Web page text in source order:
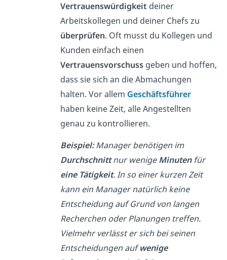
Vertrauenswürdigkeit deiner
Arbeitskollegen und deiner Chefs zu
überprüfen. Oft musst du Kollegen und
Kunden einfach einen
Vertrauensvorschussgeben und hoffen,
dass sie sich an die Abmachungen
halten. Vor allem Geschäftsführer
haben keine Zeit, alle Angestellten
genau zu kontrollieren.
Beispiel: Manager benötigen im
Durchschnittnur wenigeMinuten für
eine Tätigkeit. In so einer kurzen Zeit
kann ein Manager natürlich keine
Entscheidung auf Grund von langen
Recherchen oder Planungen treffen.
Vielmehr verlässt er sich bei seinen
Entscheidungen aufwenige